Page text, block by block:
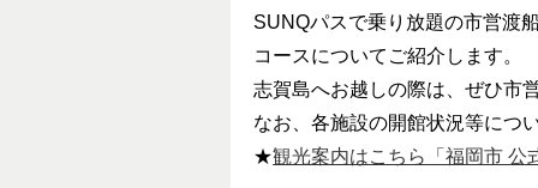
SUNQパスで乗り放題の市営渡
コースについてご紹介します。
志賀島へお越しの際は、ぜひ市
なお、各施設の開館状況等につ
★観光案内はこちら「福岡市 公